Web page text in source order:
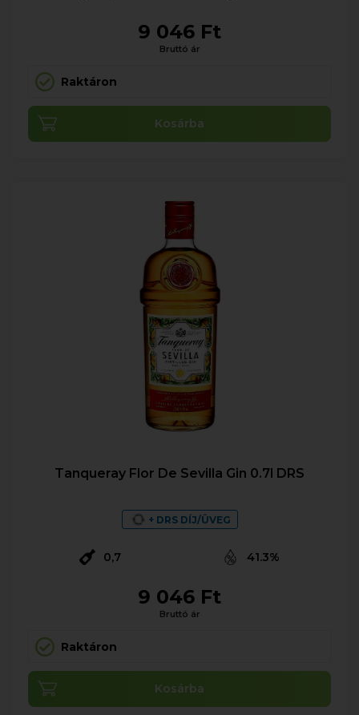
9 046 Ft
Bruttó ár
Raktáron
Kosárba
Tanqueray Flor De Sevilla Gin 0.7l DRS
+ DRS DÍJ/ÜVEG
0,7 41.3%
9 046 Ft
Bruttó ár
Raktáron
Kosárba